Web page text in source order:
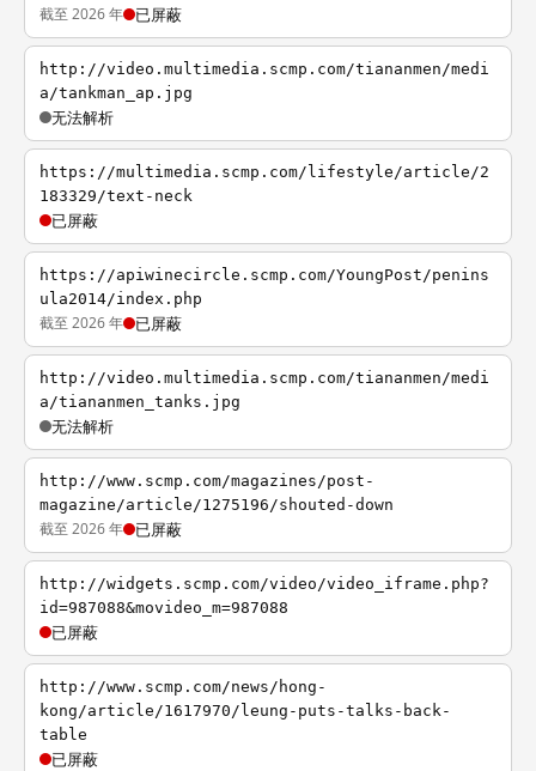
截至 2026 年 已屏蔽
http://video.multimedia.scmp.com/tiananmen/medi
a/tankman_ap.jpg
无法解析
https://multimedia.scmp.com/lifestyle/article/2
183329/text-neck
已屏蔽
https://apiwinecircle.scmp.com/YoungPost/penins
ula2014/index.php
截至 2026 年 已屏蔽
http://video.multimedia.scmp.com/tiananmen/medi
a/tiananmen_tanks.jpg
无法解析
http://www.scmp.com/magazines/post-
magazine/article/1275196/shouted-down
截至 2026 年 已屏蔽
http://widgets.scmp.com/video/video_iframe.php?
id=987088&movideo_m=987088
已屏蔽
http://www.scmp.com/news/hong-
kong/article/1617970/leung-puts-talks-back-
table
已屏蔽